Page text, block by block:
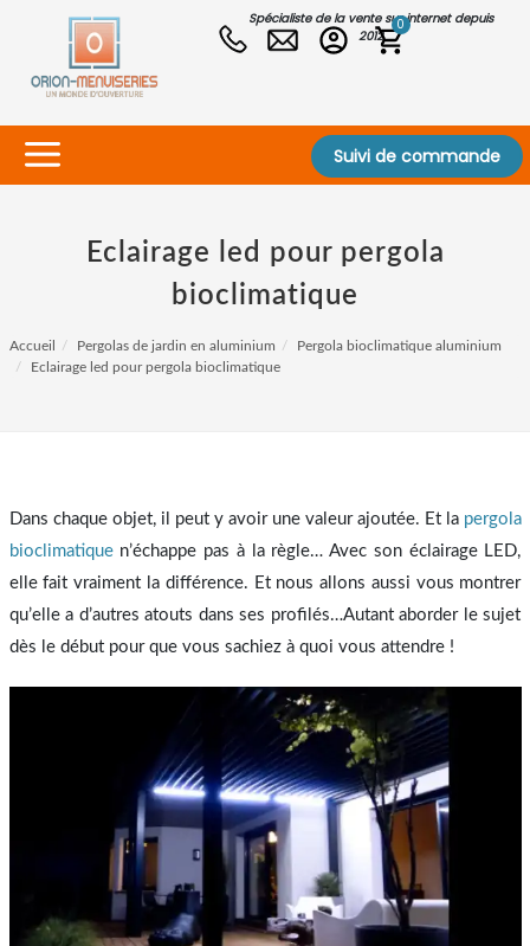
Spécialiste de la vente sur internet depuis
2012
0
Suivi de commande
Eclairage led pour pergola
bioclimatique
Accueil Pergolas de jardin en aluminium
Pergola bioclimatique aluminium
Eclairage led pour pergola bioclimatique
Dans chaque objet, il peut y avoir une valeur ajoutée. Et la pergola
bioclimatiquen’échappe pas à la règle… Avec son éclairage LED,
elle fait vraiment la différence. Et nous allons aussi vous montrer
qu’elle a d’autres atouts dans ses profilés…Autant aborder le sujet
dès le début pour que vous sachiez à quoi vous attendre !